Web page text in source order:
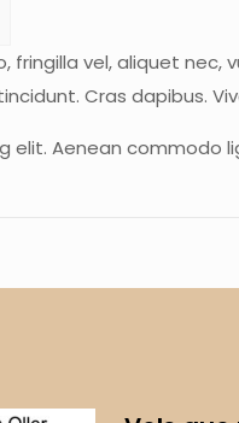
fringilla vel, aliquet
Cras dapibus.
Aenean